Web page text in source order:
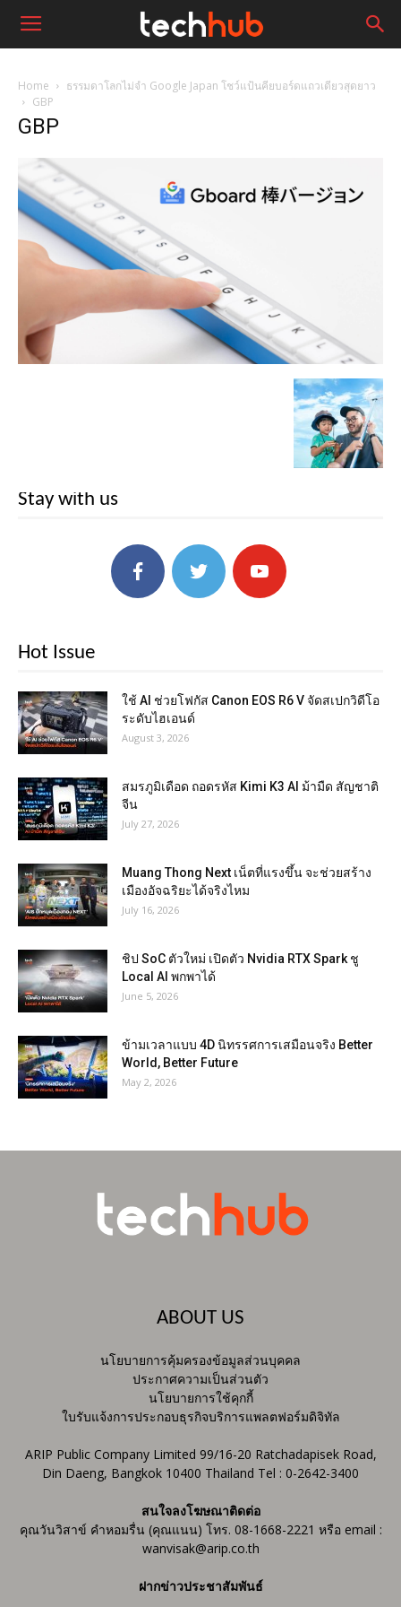
Home
ธรรมดาโลกไม่จำ Google Japan โชว์แป้นคียบอร์ดแถวเดียวสุดยาว
GBP
GBP
Stay with us
Hot Issue
ใช้ AI ช่วยโฟกัส Canon EOS R6 V จัดสเปกวิดีโอ
ระดับไฮเอนด์
August 3, 2026
สมรภูมิเดือด ถอดรหัส Kimi K3 AI ม้ามืด สัญชาติ
จีน
July 27, 2026
Muang Thong Next เน็ตที่แรงขึ้น จะช่วยสร้าง
เมืองอัจฉริยะได้จริงไหม
July 16, 2026
ชิป SoC ตัวใหม่ เปิดตัว Nvidia RTX Spark ชู
Local AI พกพาได้
June 5, 2026
ข้ามเวลาแบบ 4D นิทรรศการเสมือนจริง Better
World, Better Future
May 2, 2026
ABOUT US
นโยบายการคุ้มครองข้อมูลส่วนบุคคล
ประกาศความเป็นส่วนตัว
นโยบายการใช้คุกกี้
ใบรับแจ้งการประกอบธุรกิจบริการแพลตฟอร์มดิจิทัล
ARIP Public Company Limited 99/16-20 Ratchadapisek Road,
Din Daeng, Bangkok 10400 Thailand Tel : 0-2642-3400
สนใจลงโฆษณาติดต่อ
คุณวันวิสาข์ คำหอมรื่น (คุณแนน) โทร. 08-1668-2221 หรือ email :
wanvisak@arip.co.th
ฝากข่าวประชาสัมพันธ์